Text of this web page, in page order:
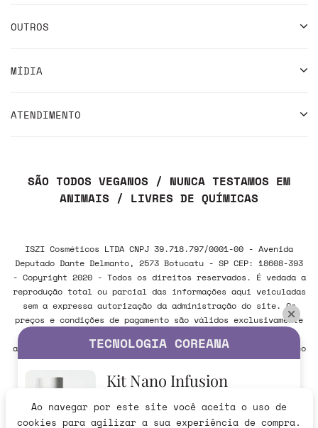
TECNOLOGIA COREANA
Kit Nano Infusion
R$279,90
Ao navegar por este site você aceita o uso de
cookies para agilizar a sua experiência de compra.
OUTROS
MÍDIA
ATENDIMENTO
SÃO TODOS VEGANOS / NUNCA TESTAMOS EM
ANIMAIS / LIVRES DE QUÍMICAS
ISZI Cosméticos LTDA CNPJ 39.718.797/0001-00 - Avenida
Deputado Dante Delmanto, 2573 Botucatu - SP CEP: 18608-393
- Copyright 2020 - Todos os direitos reservados. É vedada a
reprodução total ou parcial das informações aqui veiculadas
sem a expressa autorização da administração do site. Os
preços e condições de pagamento são válidos exclusivamente
alteração sem aviso prévio. Em caso de divergência, o preço
válido é sempre o do carrinho de compras.
Verificada por